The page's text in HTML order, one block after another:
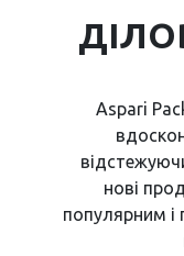
Aspari
нові
популярним